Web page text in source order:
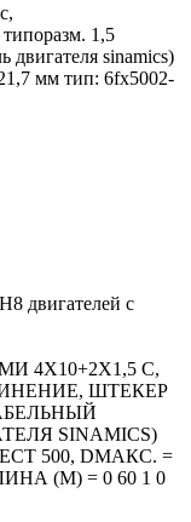
1,5
двигателя sinamics)
мм тип: 6fx5002-
двигателей с
4X10+2X1,5 C,
ШТЕКЕР
SINAMICS)
500, DМАКС. =
(М) = 0 60 1 0